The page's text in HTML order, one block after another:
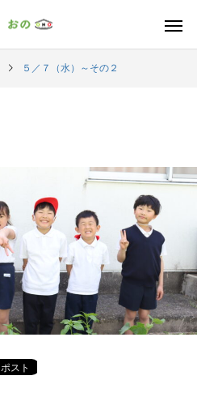
５／７（水）～その２